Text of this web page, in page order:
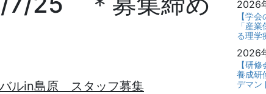
ルin島原 スタッフ募集
2026
【学
「産
る理
2026
【研
養成
デマン